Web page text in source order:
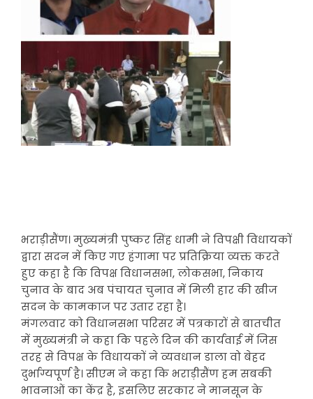
भराड़ीसैंण। मुख्यमंत्री पुष्कर सिंह धामी ने विपक्षी विधायकों
द्वारा सदन में किए गए हंगामा पर प्रतिक्रिया व्यक्त करते
हुए कहा है कि विपक्ष विधानसभा, लोकसभा, निकाय
चुनाव के बाद अब पंचायत चुनाव में मिली हार की खीज
सदन के कामकाज पर उतार रहा है।
मंगलवार को विधानसभा परिसर में पत्रकारों से बातचीत
में मुख्यमंत्री ने कहा कि पहले दिन की कार्यवाई में जिस
तरह से विपक्ष के विधायकों ने व्यवधान डाला वो बेहद
दुर्भाग्यपूर्ण है। सीएम ने कहा कि भराड़ीसैंण हम सबकी
भावनाओं का केंद्र है, इसलिए सरकार ने मानसून के